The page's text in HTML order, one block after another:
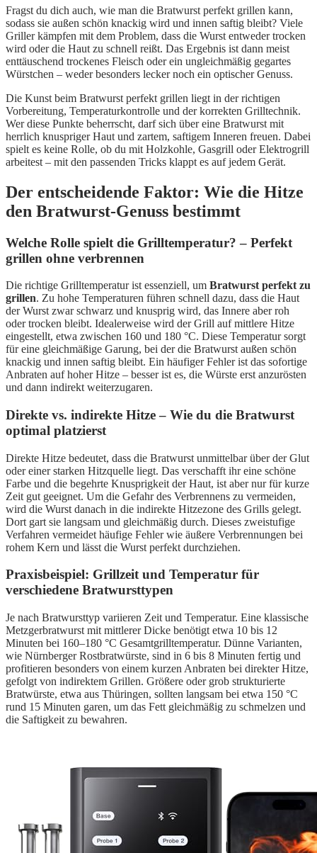
Fragst du dich auch, wie man die Bratwurst perfekt grillen kann,
sodass sie außen schön knackig wird und innen saftig bleibt? Viele
Griller kämpfen mit dem Problem, dass die Wurst entweder trocken
wird oder die Haut zu schnell reißt. Das Ergebnis ist dann meist
enttäuschend trockenes Fleisch oder ein ungleichmäßig gegartes
Würstchen – weder besonders lecker noch ein optischer Genuss.
Die Kunst beim Bratwurst perfekt grillen liegt in der richtigen
Vorbereitung, Temperaturkontrolle und der korrekten Grilltechnik.
Wer diese Punkte beherrscht, darf sich über eine Bratwurst mit
herrlich knuspriger Haut und zartem, saftigem Inneren freuen. Dabei
spielt es keine Rolle, ob du mit Holzkohle, Gasgrill oder Elektrogrill
arbeitest – mit den passenden Tricks klappt es auf jedem Gerät.
Der entscheidende Faktor: Wie die Hitze
den Bratwurst-Genuss bestimmt
Welche Rolle spielt die Grilltemperatur? – Perfekt
grillen ohne verbrennen
Die richtige Grilltemperatur ist essenziell, um Bratwurst perfekt zu
grillen. Zu hohe Temperaturen führen schnell dazu, dass die Haut
der Wurst zwar schwarz und knusprig wird, das Innere aber roh
oder trocken bleibt. Idealerweise wird der Grill auf mittlere Hitze
eingestellt, etwa zwischen 160 und 180 °C. Diese Temperatur sorgt
für eine gleichmäßige Garung, bei der die Bratwurst außen schön
knackig und innen saftig bleibt. Ein häufiger Fehler ist das sofortige
Anbraten auf hoher Hitze – besser ist es, die Würste erst anzurösten
und dann indirekt weiterzugaren.
Direkte vs. indirekte Hitze – Wie du die Bratwurst
optimal platzierst
Direkte Hitze bedeutet, dass die Bratwurst unmittelbar über der Glut
oder einer starken Hitzquelle liegt. Das verschafft ihr eine schöne
Farbe und die begehrte Knusprigkeit der Haut, ist aber nur für kurze
Zeit gut geeignet. Um die Gefahr des Verbrennens zu vermeiden,
wird die Wurst danach in die indirekte Hitzezone des Grills gelegt.
Dort gart sie langsam und gleichmäßig durch. Dieses zweistufige
Verfahren vermeidet häufige Fehler wie äußere Verbrennungen bei
rohem Kern und lässt die Wurst perfekt durchziehen.
Praxisbeispiel: Grillzeit und Temperatur für
verschiedene Bratwursttypen
Je nach Bratwursttyp variieren Zeit und Temperatur. Eine klassische
Metzgerbratwurst mit mittlerer Dicke benötigt etwa 10 bis 12
Minuten bei 160–180 °C Gesamtgrilltemperatur. Dünne Varianten,
wie Nürnberger Rostbratwürste, sind in 6 bis 8 Minuten fertig und
profitieren besonders von einem kurzen Anbraten bei direkter Hitze,
gefolgt von indirektem Grillen. Größere oder grob strukturierte
Bratwürste, etwa aus Thüringen, sollten langsam bei etwa 150 °C
rund 15 Minuten garen, um das Fett gleichmäßig zu schmelzen und
die Saftigkeit zu bewahren.